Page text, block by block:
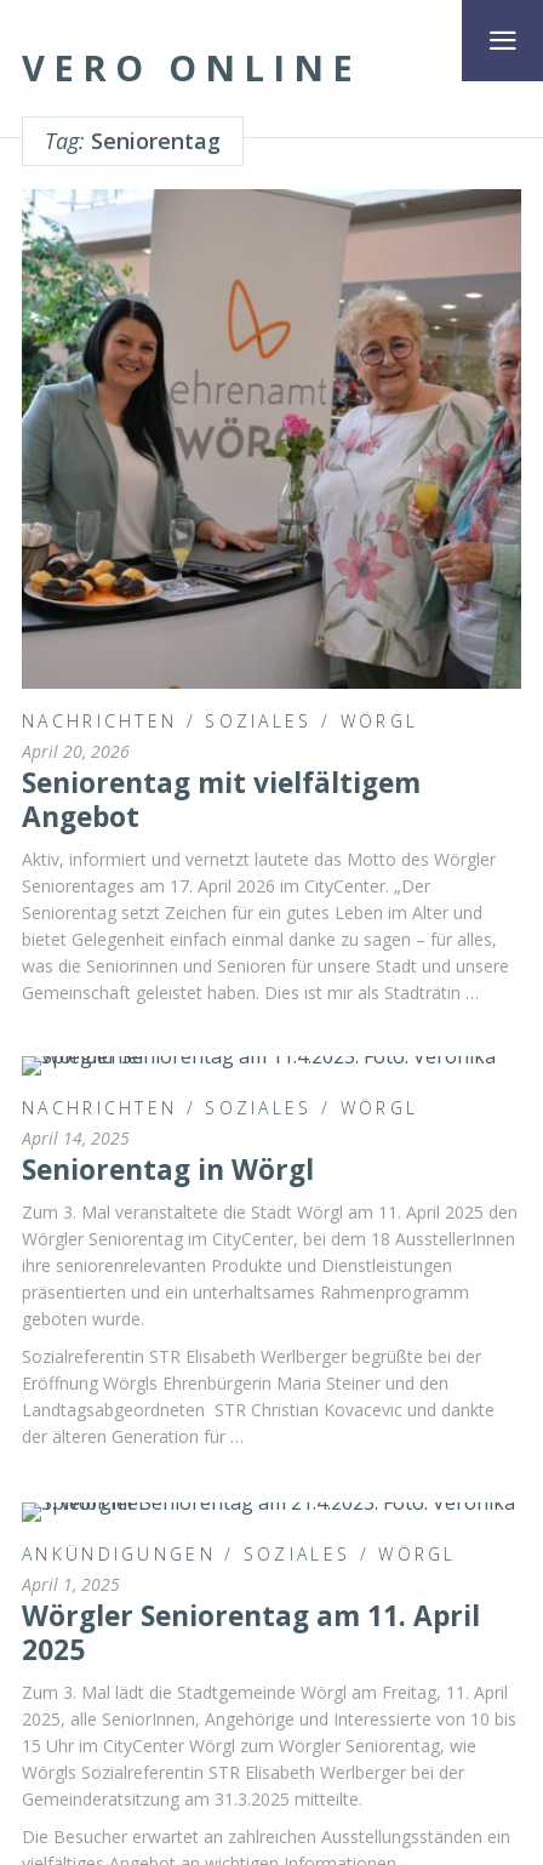
VERO ONLINE
Tag: Seniorentag
NACHRICHTEN / SOZIALES / WÖRGL
April 20, 2026
Seniorentag mit vielfältigem
Angebot
Aktiv, informiert und vernetzt lautete das Motto des Wörgler
Seniorentages am 17. April 2026 im CityCenter. „Der
Seniorentag setzt Zeichen für ein gutes Leben im Alter und
bietet Gelegenheit einfach einmal danke zu sagen – für alles,
was die Seniorinnen und Senioren für unsere Stadt und unsere
Gemeinschaft geleistet haben. Dies ist mir als Stadträtin …
NACHRICHTEN / SOZIALES / WÖRGL
April 14, 2025
Seniorentag in Wörgl
Zum 3. Mal veranstaltete die Stadt Wörgl am 11. April 2025 den
Wörgler Seniorentag im CityCenter, bei dem 18 AusstellerInnen
ihre seniorenrelevanten Produkte und Dienstleistungen
präsentierten und ein unterhaltsames Rahmenprogramm
geboten wurde.
Sozialreferentin STR Elisabeth Werlberger begrüßte bei der
Eröffnung Wörgls Ehrenbürgerin Maria Steiner und den
Landtagsabgeordneten STR Christian Kovacevic und dankte
der älteren Generation für …
ANKÜNDIGUNGEN / SOZIALES /WÖRGL
April 1, 2025
Wörgler Seniorentag am 11. April
2025
Zum 3. Mal lädt die Stadtgemeinde Wörgl am Freitag, 11. April
2025, alle SeniorInnen, Angehörige und Interessierte von 10 bis
15 Uhr im CityCenter Wörgl zum Wörgler Seniorentag, wie
Wörgls Sozialreferentin STR Elisabeth Werlberger bei der
Gemeinderatsitzung am 31.3.2025 mitteilte.
Die Besucher erwartet an zahlreichen Ausstellungsständen ein